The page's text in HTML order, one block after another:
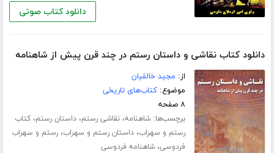
دانلود کتاب صوتی
دانلود کتاب نقاشی و داستان رستم در چند قرن پیش از شاهنامه
از: مجید خالقیان
موضوع:کتاب‌های تاریخی
۸ صفحه
برچسب‌ها:شاهنامه،نقاشی رستم،داستان رستم،کتاب
رستم و سهراب،داستان رستم و سهراب،رستم و سهراب
فردوسی،شاهنامه فردوسی